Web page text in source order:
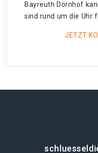
Bayreuth Dörnhof
sind rund um die Uhr
JETZT